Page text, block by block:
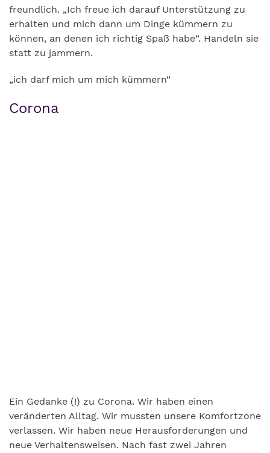
freundlich. „Ich freue ich darauf Unterstützung zu
erhalten und mich dann um Dinge kümmern zu
können, an denen ich richtig Spaß habe“. Handeln sie
statt zu jammern.
„ich darf mich um mich kümmern“
Corona
Ein Gedanke (!) zu Corona. Wir haben einen
veränderten Alltag. Wir mussten unsere Komfortzone
verlassen. Wir haben neue Herausforderungen und
neue Verhaltensweisen. Nach fast zwei Jahren